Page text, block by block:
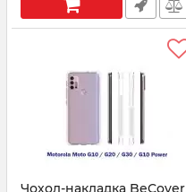
Чохол-накладка BeCover